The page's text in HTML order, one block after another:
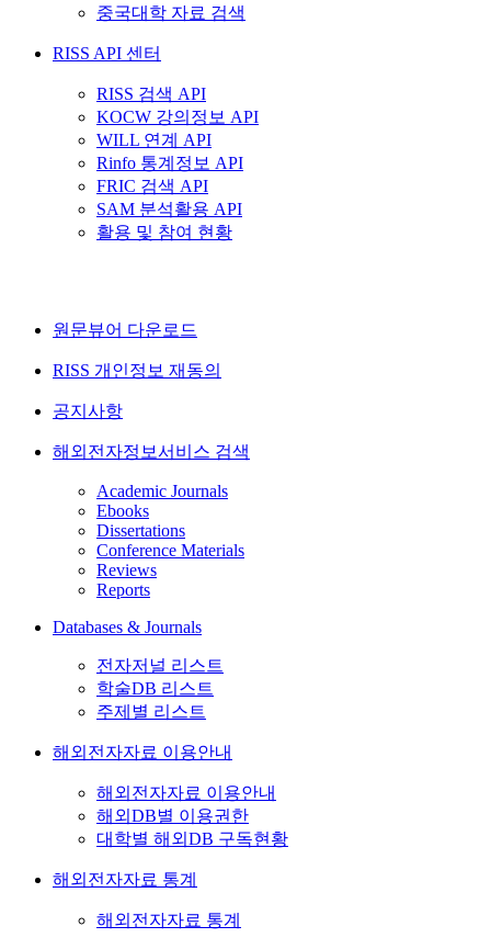
중국대학 자료 검색
RISS API 센터
RISS 검색 API
KOCW 강의정보 API
WILL 연계 API
Rinfo 통계정보 API
FRIC 검색 API
SAM 분석활용 API
활용 및 참여 현황
원문뷰어 다운로드
RISS 개인정보 재동의
공지사항
해외전자정보서비스 검색
Academic Journals
Ebooks
Dissertations
Conference Materials
Reviews
Reports
Databases & Journals
전자저널 리스트
학술DB 리스트
주제별 리스트
해외전자자료 이용안내
해외전자자료 이용안내
해외DB별 이용권한
대학별 해외DB 구독현황
해외전자자료 통계
해외전자자료 통계